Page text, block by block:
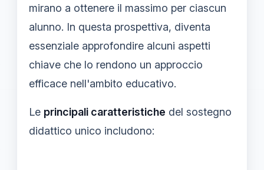
mirano a ottenere il massimo per ciascun
alunno. In questa prospettiva, diventa
essenziale approfondire alcuni aspetti
chiave che lo rendono un approccio
efficace nell'ambito educativo.
Le principali caratteristiche del sostegno
didattico unico includono: